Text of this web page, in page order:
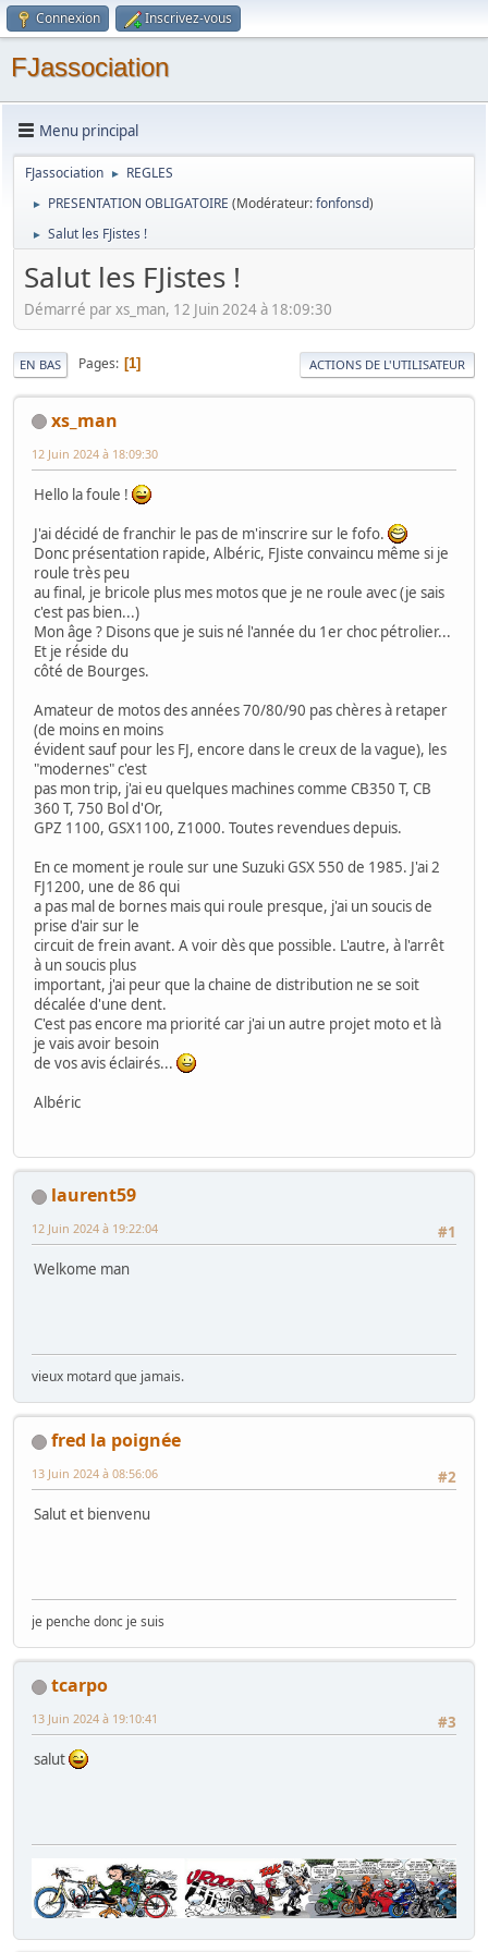
Connexion Inscrivez-vous
FJassociation
Menu principal
FJassociation ► REGLES
► PRESENTATION OBLIGATOIRE (Modérateur:fonfonsd)
► Salut les FJistes !
Salut les FJistes !
Démarré par xs_man, 12 Juin 2024 à 18:09:30
EN BAS Pages 1 ACTIONS DE L'UTILISATEUR
xs_man
12 Juin 2024 à 18:09:30
Hello la foule !
J'ai décidé de franchir le pas de m'inscrire sur le fofo.
Donc présentation rapide, Albéric, FJiste convaincu même si je
roule très peu
au final, je bricole plus mes motos que je ne roule avec (je sais
c'est pas bien...)
Mon âge ? Disons que je suis né l'année du 1er choc pétrolier...
Et je réside du
côté de Bourges.
Amateur de motos des années 70/80/90 pas chères à retaper
(de moins en moins
évident sauf pour les FJ, encore dans le creux de la vague), les
"modernes" c'est
pas mon trip, j'ai eu quelques machines comme CB350 T, CB
360 T, 750 Bol d'Or,
GPZ 1100, GSX1100, Z1000. Toutes revendues depuis.
En ce moment je roule sur une Suzuki GSX 550 de 1985. J'ai 2
FJ1200, une de 86 qui
a pas mal de bornes mais qui roule presque, j'ai un soucis de
prise d'air sur le
circuit de frein avant. A voir dès que possible. L'autre, à l'arrêt
à un soucis plus
important, j'ai peur que la chaine de distribution ne se soit
décalée d'une dent.
C'est pas encore ma priorité car j'ai un autre projet moto et là
je vais avoir besoin
de vos avis éclairés...
Albéric
laurent59
#1
12 Juin 2024 à 19:22:04
Welkome man
vieux motard que jamais.
fred la poignée
#2
13 Juin 2024 à 08:56:06
Salut et bienvenu
je penche donc je suis
tcarpo
#3
13 Juin 2024 à 19:10:41
salut